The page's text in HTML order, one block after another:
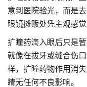
意到医院验光，而是
眼镜摊贩处凭主观感觉
扩瞳药滴入眼后只是
就像在拔牙或缝合伤
样，扩瞳药物作用消
睛无任何不良影响。